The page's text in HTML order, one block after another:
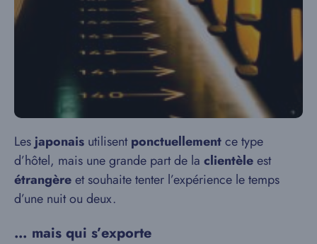
Les japonais utilisentponctuellementce type
d’hôtel, mais une grande part de la clientèleest
étrangèreet souhaite tenter l’expérience le temps
d’une nuit ou deux.
… mais qui s’exporte